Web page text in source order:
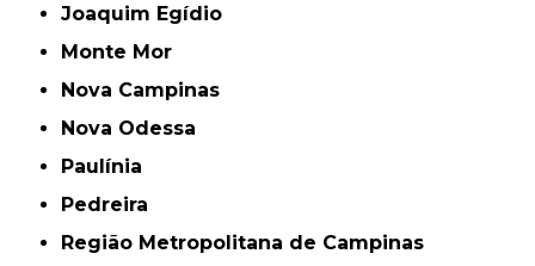
Joaquim Egídio
Monte Mor
Nova Campinas
Nova Odessa
Paulínia
Pedreira
Região Metropolitana de Campinas